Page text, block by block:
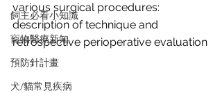
飼主必看小知識
寵物醫療新知
預防針計畫
犬/貓常見疾病
various surgical procedures:
description of technique and
retrospective perioperative evaluation